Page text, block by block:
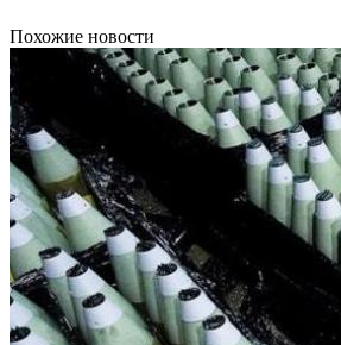
Похожие новости